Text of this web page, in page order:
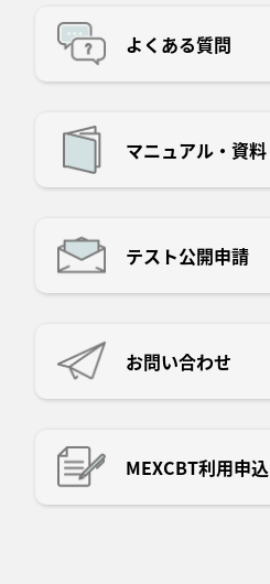
よくある質問
マニュアル・資料
テスト公開申請
お問い合わせ
MEXCBT利用申込